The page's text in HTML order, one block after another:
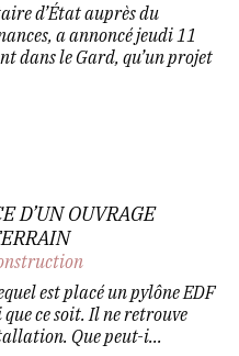
d’État auprès du
a annoncé jeudi 11
dans le Gard, qu’un projet
D’UN OUVRAGE
est placé un pylône EDF
ce soit. Il ne retrouve
Que peut-i...